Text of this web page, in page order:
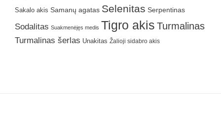
Sakalo akis Samanų agatas Selenitas Serpentinas
Sodalitas Suakmenėjęs medis Tigro akis Turmalinas
Turmalinas šerlas Unakitas Žalioji sidabro akis